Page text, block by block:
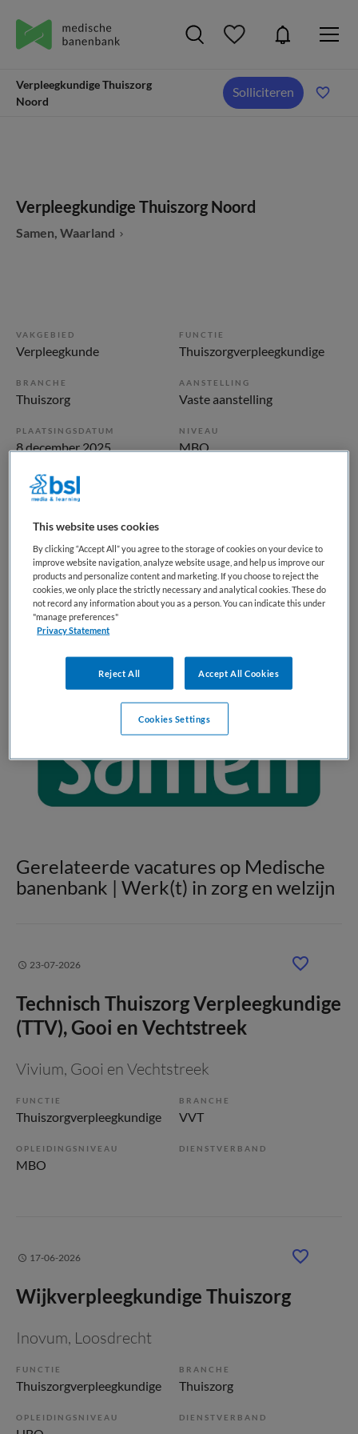
Verpleegkundige Thuiszorg
Noord
Solliciteren
Verpleegkundige Thuiszorg Noord
Samen, Waarland
VAKGEBIED
Verpleegkunde
FUNCTIE
Thuiszorgverpleegkundige
BRANCHE
Thuiszorg
AANSTELLING
Vaste aanstelling
PLAATSINGSDATUM
8 december 2025
NIVEAU
MBO
ERVARING
Ervaren
Vacature niet beschikbaar
Deze vacature Verpleegkundige Thuiszorg Noord bij Samen
is niet meer actueel. Hieronder staan enkele vergelijkbare
vacatures die voor u wellicht interessant zijn.
Gerelateerde vacatures op Medische
banenbank | Werk(t) in zorg en welzijn
23-07-2026
Technisch Thuiszorg Verpleegkundige
(TTV), Gooi en Vechtstreek
Vivium, Gooi en Vechtstreek
FUNCTIE
Thuiszorgverpleegkundige
BRANCHE
VVT
OPLEIDINGSNIVEAU
MBO
DIENSTVERBAND
17-06-2026
Wijkverpleegkundige Thuiszorg
Inovum, Loosdrecht
FUNCTIE
Thuiszorgverpleegkundige
BRANCHE
Thuiszorg
OPLEIDINGSNIVEAU DIENSTVERBAND
This website uses cookies
By clicking “Accept All” you agree to the storage of cookies on your device to
improve website navigation, analyze website usage, and help us improve our
products and personalize content and marketing. If you choose to reject the
cookies, we only place the strictly necessary and analytical cookies. These do
not record any information about you as a person. You can indicate this under
"manage preferences"
Privacy Statement
Reject All Accept All Cookies
Cookies Settings